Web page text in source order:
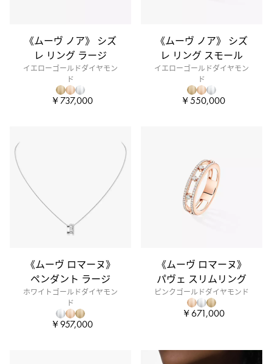
《ムーヴ ノア》 シズ
レ リング ラージ
イエローゴールドダイヤモン
ド
￥737,000
《ムーヴ ノア》 シズ
レ リング スモール
イエローゴールドダイヤモン
ド
￥550,000
《ムーヴ ロマーヌ》
ペンダント ラージ
ホワイトゴールドダイヤモン
ド
￥957,000
《ムーヴ ロマーヌ》
パヴェ スリムリング
ピンクゴールドダイヤモンド
￥671,000